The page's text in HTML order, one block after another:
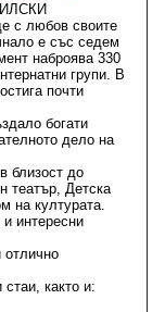
с любов своите
е със седем
наброява 330
групи. В
почти
богати
дело на
близост до
театър, Детска
на културата.
интересни
както и: